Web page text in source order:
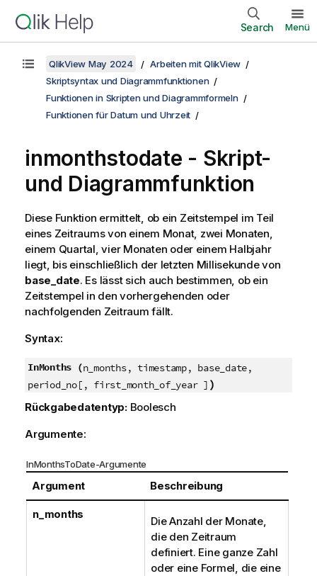
Search Menü
QlikView May 2024
Arbeiten mit QlikView
Skriptsyntax und Diagrammfunktionen
Funktionen in Skripten und Diagrammformeln
Funktionen für Datum und Uhrzeit
inmonthstodate - Skript-
und Diagrammfunktion
Diese Funktion ermittelt, ob ein Zeitstempel im Teil
eines Zeitraums von einem Monat, zwei Monaten,
einem Quartal, vier Monaten oder einem Halbjahr
liegt, bis einschließlich der letzten Millisekunde von
base_date. Es lässt sich auch bestimmen, ob ein
Zeitstempel in den vorhergehenden oder
nachfolgenden Zeitraum fällt.
Syntax:
InMonths (n_months, timestamp, base_date,
period_no[, first_month_of_year ] )
Rückgabedatentyp:Boolesch
Argumente:
InMonthsToDate-Argumente
Argument Beschreibung
n_months
Die Anzahl der Monate,
die den Zeitraum
definiert. Eine ganze Zahl
oder eine Formel, die eine